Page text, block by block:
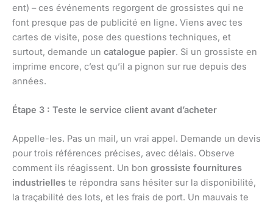
ent) – ces événements regorgent de grossistes qui ne
font presque pas de publicité en ligne. Viens avec tes
cartes de visite, pose des questions techniques, et
surtout, demande un catalogue papier. Si un grossiste en
imprime encore, c’est qu’il a pignon sur rue depuis des
années.
Étape 3 : Teste le service client avant d’acheter
Appelle-les. Pas un mail, un vrai appel. Demande un devis
pour trois références précises, avec délais. Observe
comment ils réagissent. Un bon grossiste fournitures
industrielles te répondra sans hésiter sur la disponibilité,
la traçabilité des lots, et les frais de port. Un mauvais te